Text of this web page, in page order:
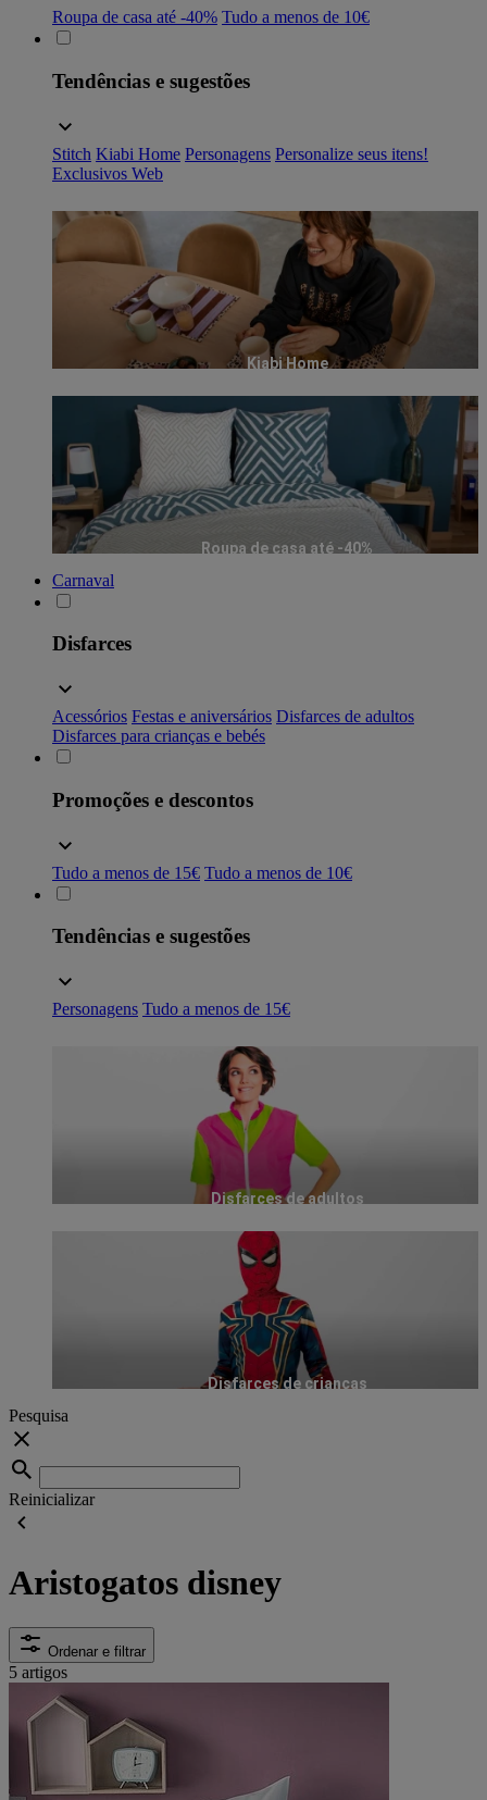
Roupa de casa até -40% Tudo a menos de 10€
Tendências e sugestões
Stitch Kiabi Home Personagens Personalize seus itens!
Exclusivos Web
Kiabi Home
Roupa de casa até -40%
Carnaval
Disfarces
Acessórios Festas e aniversários Disfarces de adultos
Disfarces para crianças e bebés
Promoções e descontos
Tudo a menos de 15€ Tudo a menos de 10€
Tendências e sugestões
Personagens Tudo a menos de 15€
Disfarces de adultos
Disfarces de crianças
Pesquisa
Reinicializar
Aristogatos disney
Ordenar e filtrar
5 artigos